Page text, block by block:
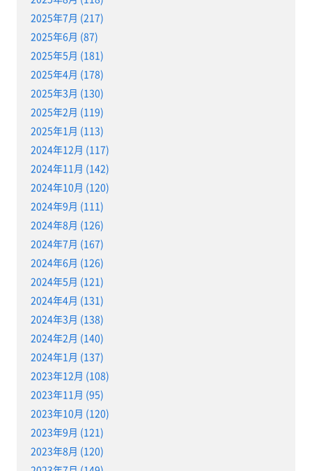
2025年7月 (217)
2025年6月 (87)
2025年5月 (181)
2025年4月 (178)
2025年3月 (130)
2025年2月 (119)
2025年1月 (113)
2024年12月 (117)
2024年11月 (142)
2024年10月 (120)
2024年9月 (111)
2024年8月 (126)
2024年7月 (167)
2024年6月 (126)
2024年5月 (121)
2024年4月 (131)
2024年3月 (138)
2024年2月 (140)
2024年1月 (137)
2023年12月 (108)
2023年11月 (95)
2023年10月 (120)
2023年9月 (121)
2023年8月 (120)